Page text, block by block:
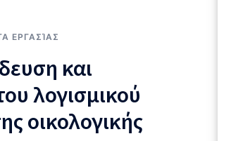
ΕΡΓΑΣΊΑΣ
και
λογισμικού
οικολογικής